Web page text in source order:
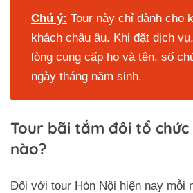
Chú ý: Tour này chỉ dành cho
khách châu âu. Khi đặt dịch
lòng cung cấp họ và tên, số
ngày tháng năm sinh.
Tour bãi tắm đôi tổ
nào?
Đối với tour Hòn Nội hiện nay mỗi